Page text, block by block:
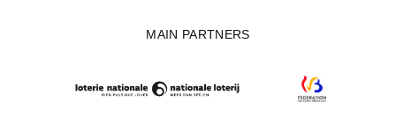
MAIN PARTNERS